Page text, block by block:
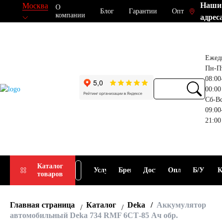
Москва
О
компании
Блог Гарантии Опт
Наши
Пн-
00:00
Сб-
21:00
Каталог
товаров
Подбор
АКБ
Услуги Бренды ДоставкаОплата Б/У
Главная страница Каталог Deka
Аккумулятор
автомобильный Deka 734 RMF 6СТ-85 Ач обр.